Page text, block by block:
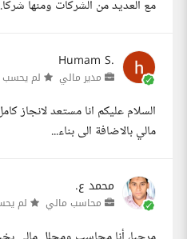
مع العديد من الشركات ومنها
Humam S.
مدير مالي لم يحسب
السلام عليكم انا مستعد لانجاز
مالي بالاضافة الى بناء...
محمد ع.
محاسب مالي لم